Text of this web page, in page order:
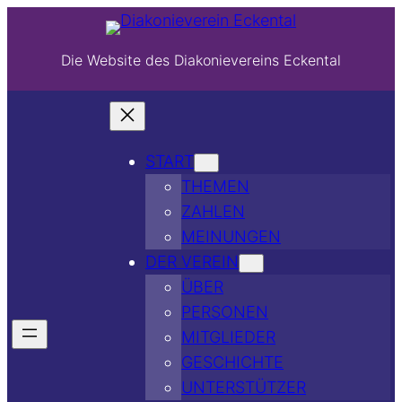
Die Website des Diakonievereins Eckental
START
THEMEN
ZAHLEN
MEINUNGEN
DER VEREIN
ÜBER
PERSONEN
MITGLIEDER
GESCHICHTE
UNTERSTÜTZER